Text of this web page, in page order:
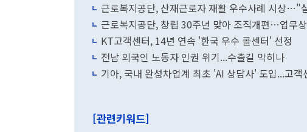
근로복지공단, 산재근로자 재활 우수사례 시상…"
근로복지공단, 창립 30주년 맞아 조직개편…업무
KT고객센터, 14년 연속 '한국 우수 콜센터' 선정
전남 외국인 노동자 인권 위기...수출길 막히나
기아, 국내 완성차업계 최초 'AI 상담사' 도입...고객
[관련키워드]